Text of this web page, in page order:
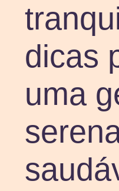
dicas
uma